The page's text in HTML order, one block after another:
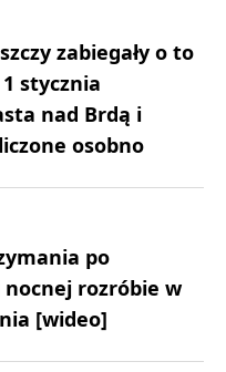
zabiegały o to
stycznia
nad Brdą i
osobno
po
rozróbie w
[wideo]